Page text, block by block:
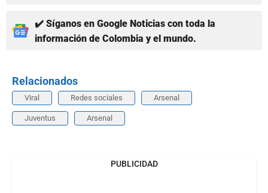
✔️ Síganos en Google Noticias con toda la
información de Colombia y el mundo.
Relacionados
Viral Redes sociales Arsenal
Juventus Arsenal
PUBLICIDAD